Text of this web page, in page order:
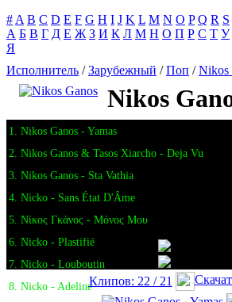
# A B C D E F G H I J K L M N O P Q R S
А Б В Г Д Е Ж З И К Л М Н О П Р С Т У
Я
Исполнитель /Зарубежный /Поп /Nikos
Nikos
1. Nikos Ganos - Yamas
2. Nikos Ganos & Tasos Xiarcho - Deja Vu
3. Nikos Ganos - Sta Vathia
4. Nicko - Sans État D'Âme
5. Νίκος Γκάνος - Μόνος Μου
6. Nicko - Plastifié
7. Nicko - Louboutin
8. Nicko - AdelineКлипов: 22 / 21